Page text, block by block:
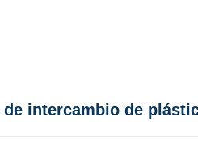
intercambio de